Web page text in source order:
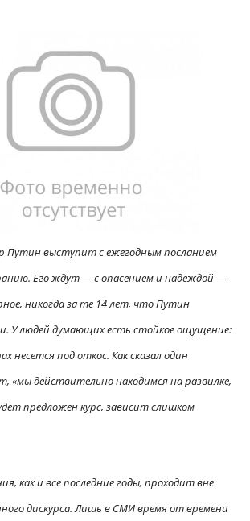
Путин выступит с ежегодным посланием
Его ждут — с опасением и надеждой —
никогда за те 14 лет, что Путин
У людей думающих есть стойкое ощущение:
несется под откос. Как сказал один
«мы действительно находимся на развилке,
предложен курс, зависит слишком
как и все последние годы, проходит вне
дискурса. Лишь в СМИ время от времени